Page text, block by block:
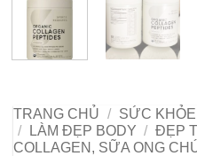
TRANG CHỦ / SỨC
/
LÀM ĐẸP BODY / ĐẸP
COLLAGEN, SỮA ONG